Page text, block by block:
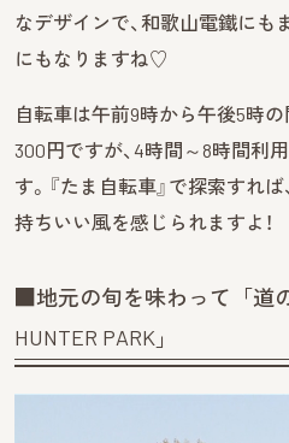
なデザインで、和歌山電鐵にも
にもなりますね♡
自転車は午前9時から午後5時
300円ですが、4時間～8時間利
す。『たま自転車』で探索すれ
持ちいい風を感じられますよ！
■地元の旬を味わって「道
HUNTER PARK」